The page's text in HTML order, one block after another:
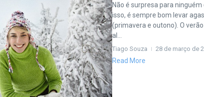
Não é surpresa para
isso, é sempre bom levar
(primavera e outono). O
al...
Tiago Souza 28 de março de
Read More